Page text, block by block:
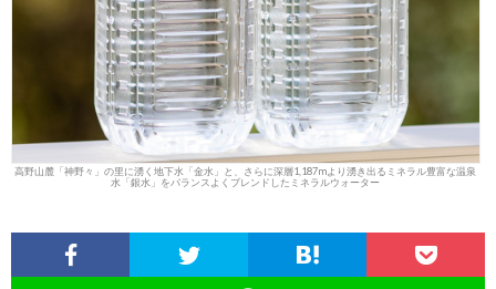
高野山麓「神野々」の里に湧く地下水「金水」と、さらに深層1,187mより湧き出るミネラル豊富な温泉
水「銀水」をバランスよくブレンドしたミネラルウォーター